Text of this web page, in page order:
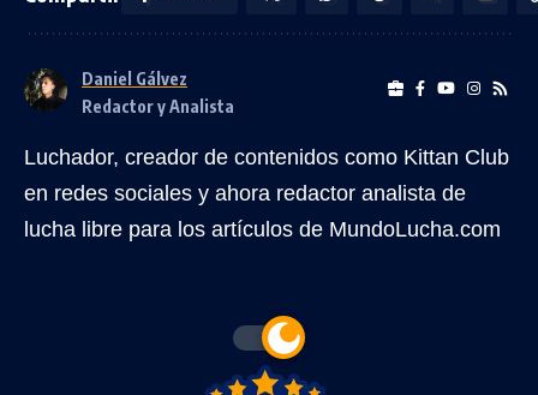
Daniel Gálvez
Redactor y Analista
Luchador, creador de contenidos como Kittan Club
en redes sociales y ahora redactor analista de
lucha libre para los artículos de MundoLucha.com